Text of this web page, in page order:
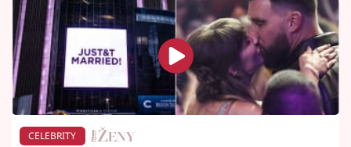
CELEBRITY